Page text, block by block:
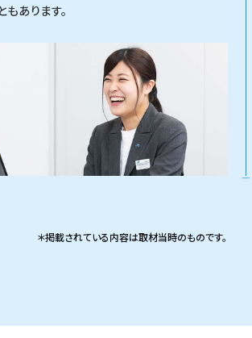
あります。
＊掲載されている内容は取材当時のものです。